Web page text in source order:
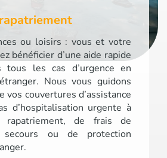
ou loisirs : vous et votre
bénéficier d’une aide rapide
les cas d’urgence en
Nous vous guidons
vos couvertures d’assistance
d’hospitalisation urgente à
rapatriement, de frais de
secours ou de protection